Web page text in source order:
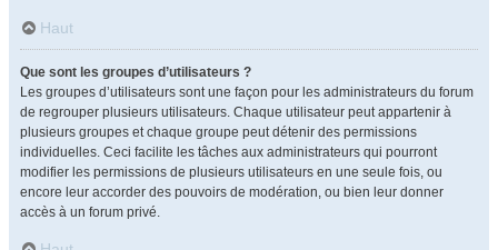
Haut
Que sont les groupes d’utilisateurs ?
Les groupes d’utilisateurs sont une façon pour les administrateurs du forum
de regrouper plusieurs utilisateurs. Chaque utilisateur peut appartenir à
plusieurs groupes et chaque groupe peut détenir des permissions
individuelles. Ceci facilite les tâches aux administrateurs qui pourront
modifier les permissions de plusieurs utilisateurs en une seule fois, ou
encore leur accorder des pouvoirs de modération, ou bien leur donner
accès à un forum privé.